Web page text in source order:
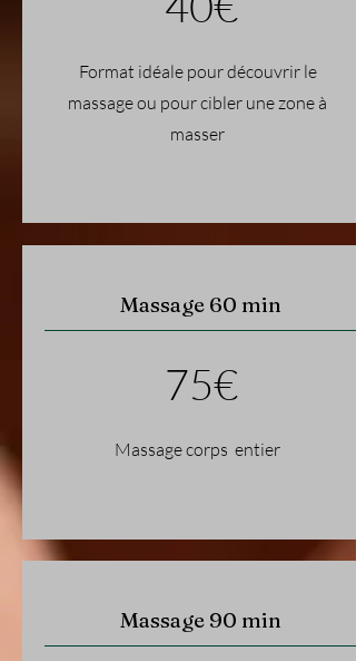
Format idéale pour découvrir le
massage ou pour cibler une zone à
masser
Massage 60 min
75€
Massage corps entier
Massage 90 min